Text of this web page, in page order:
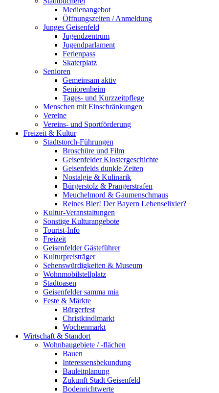
Medienangebot
Öffnungszeiten / Anmeldung
Junges Geisenfeld
Jugendzentrum
Jugendparlament
Ferienpass
Skaterplatz
Senioren
Gemeinsam aktiv
Seniorenheim
Tages- und Kurzzeitpflege
Menschen mit Einschränkungen
Vereine
Vereins- und Sportförderung
Freizeit & Kultur
Stadtstorch-Führungen
Broschüre und Film
Geisenfelder Klostergeschichte
Geisenfelds dunkle Zeiten
Nostalgie & Kulinarik
Bürgerstolz & Prangerstrafen
Meuchelmord & Gaumenschmaus
Reines Bier! Der Bayern Lebenselixier?
Kultur-Veranstaltungen
Sonstige Kulturangebote
Tourist-Info
Freizeit
Geisenfelder Gästeführer
Kulturpreisträger
Sehenswürdigkeiten & Museum
Wohnmobilstellplatz
Stadtoasen
Geisenfelder samma mia
Feste & Märkte
Bürgerfest
Christkindlmarkt
Wochenmarkt
Wirtschaft & Standort
Wohnbaugebiete / -flächen
Bauen
Interessensbekundung
Bauleitplanung
Zukunft Stadt Geisenfeld
Bodenrichtwerte